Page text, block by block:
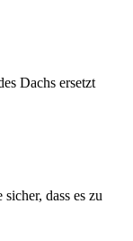
Dachs ersetzt
dass es zu